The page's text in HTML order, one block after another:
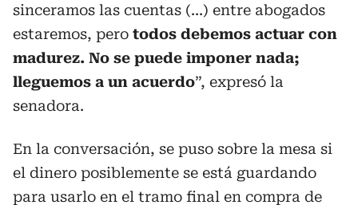
sinceramos las cuentas (...) entre abogados
estaremos, pero todos debemos actuar con
madurez. No se puede imponer nada;
lleguemos a un acuerdo”, expresó la
senadora.
En la conversación, se puso sobre la mesa si
el dinero posiblemente se está guardando
para usarlo en el tramo final en compra de